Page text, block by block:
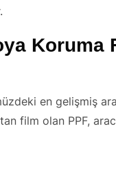
Koruma
en gelişmiş
film olan PPF,